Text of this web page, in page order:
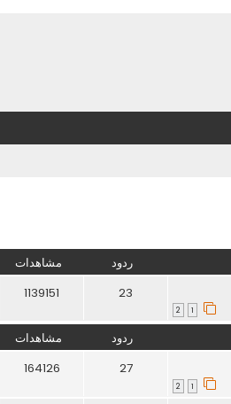
ردود مشاهدات
1
2
23
1139151
ردود مشاهدات
1
2
27
164126